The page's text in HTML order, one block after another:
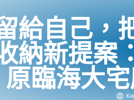
給自己，
納新提案
原臨海大